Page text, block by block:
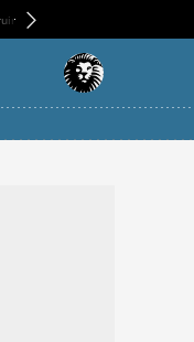
la nueva residencia en el